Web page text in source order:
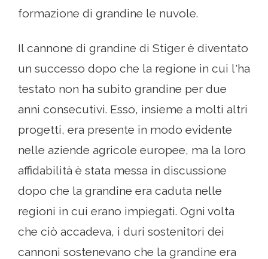
formazione di grandine le nuvole.
Il cannone di grandine di Stiger è diventato
un successo dopo che la regione in cui l'ha
testato non ha subito grandine per due
anni consecutivi. Esso, insieme a molti altri
progetti, era presente in modo evidente
nelle aziende agricole europee, ma la loro
affidabilità è stata messa in discussione
dopo che la grandine era caduta nelle
regioni in cui erano impiegati. Ogni volta
che ciò accadeva, i duri sostenitori dei
cannoni sostenevano che la grandine era